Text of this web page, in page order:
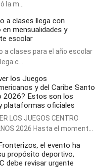
la m…
a clases llega con
mensualidades y
escolar
a clases para el año escolar
c…
los Juegos
y del Caribe Santo
2026? Estos son los
plataformas oficiales
LOS JUEGOS CENTRO
2026 Hasta el moment…
el evento ha
propósito deportivo,
debe revisar urgente